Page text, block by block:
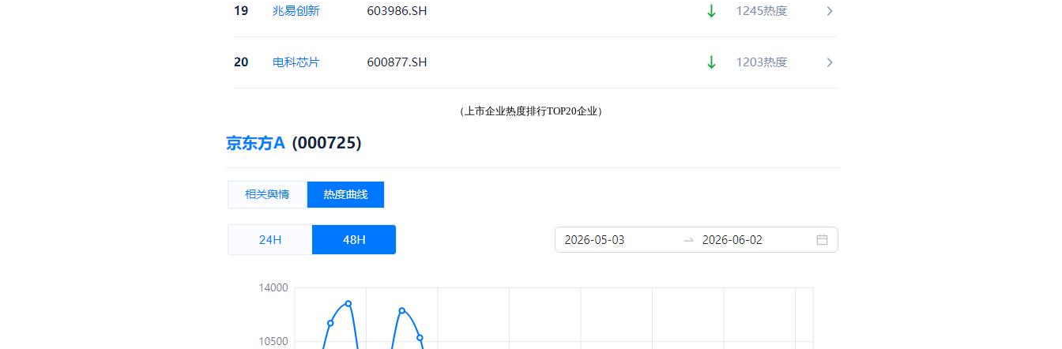
（上市企业热度排行TOP20企业）